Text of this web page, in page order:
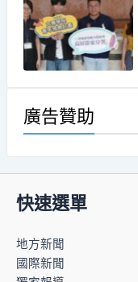
廣告贊助
快速選單
地方新聞
國際新聞